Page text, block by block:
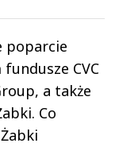
poparcie
CVC
a także
Co